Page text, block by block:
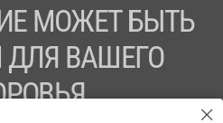
МОЖЕТ БЫТЬ
ВАШЕГО